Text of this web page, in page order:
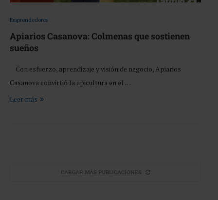
Emprendedores
Apiarios Casanova: Colmenas que sostienen
sueños
Con esfuerzo, aprendizaje y visión de negocio, Apiarios
Casanova convirtió la apicultura en el …
Leer más
CARGAR MÁS PUBLICACIONES